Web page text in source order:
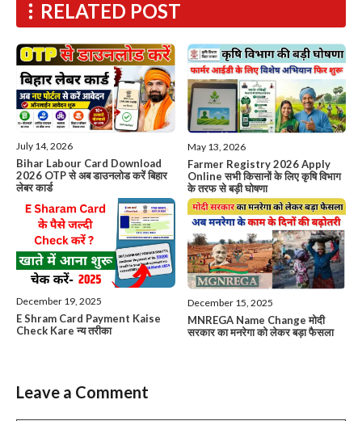
RELATED POST
July 14, 2026
Bihar Labour Card Download
2026 OTP से अब डाउनलोड करें बिहार
लेबर कार्ड
May 13, 2026
Farmer Registry 2026 Apply
Online सभी किसानों के लिए कृषि विभाग
के तरफ से बड़ी घोषणा
December 19, 2025
E Shram Card Payment Kaise
Check Kare न्य तरीका
December 15, 2025
MNREGA Name Change मोदी
सरकार का मनरेगा को लेकर बड़ा फैसला
Leave a Comment